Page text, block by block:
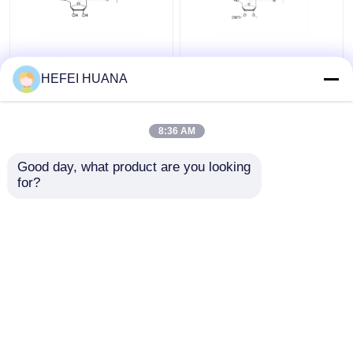
rG(iBu)
3'-O-DMTr-2'-O-Me-rG
HEFEI HUANA
8:36 AM
Good day, what product are you looking
for?